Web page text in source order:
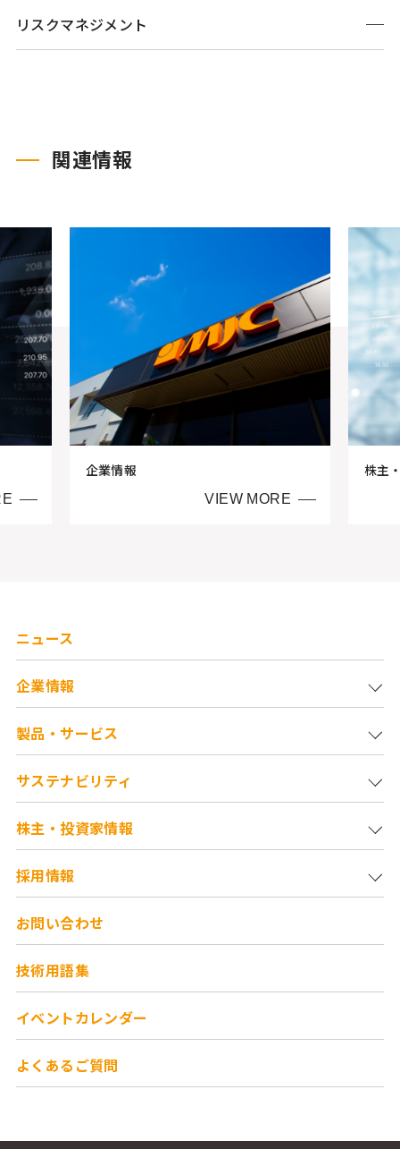
リスクマネジメント
関連情報
企業情報
VIEW MORE
株主
ニュース
企業情報
製品・サービス
サステナビリティ
株主・投資家情報
採用情報
お問い合わせ
技術用語集
イベントカレンダー
よくあるご質問